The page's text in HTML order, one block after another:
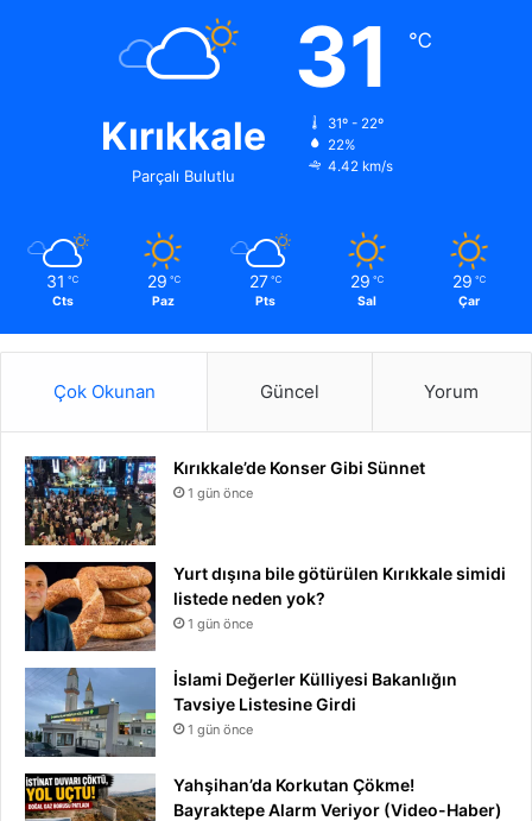
Kırıkkale
Parçalı Bulutlu
31 ℃
31º - 22º
22%
4.42 km/s
31 ℃
Cts
29 ℃
Paz
27 ℃
Pts
29 ℃
Sal
29 ℃
Çar
Çok Okunan Güncel Yorum
Kırıkkale’de Konser Gibi Sünnet
1 gün önce
Yurt dışına bile götürülen Kırıkkale simidi
listede neden yok?
1 gün önce
İslami Değerler Külliyesi Bakanlığın
Tavsiye Listesine Girdi
1 gün önce
Yahşihan’da Korkutan Çökme!
Bayraktepe Alarm Veriyor (Video-Haber)